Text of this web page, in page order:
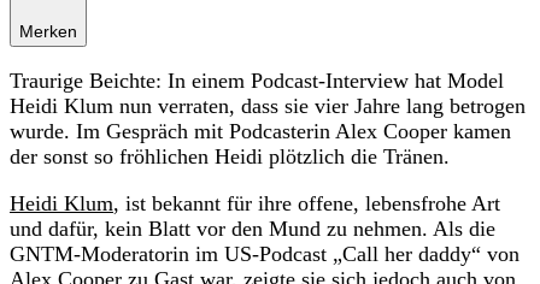
Merken
Traurige Beichte: In einem Podcast-Interview hat Model
Heidi Klum nun verraten, dass sie vier Jahre lang betrogen
wurde. Im Gespräch mit Podcasterin Alex Cooper kamen
der sonst so fröhlichen Heidi plötzlich die Tränen.
Heidi Klum, ist bekannt für ihre offene, lebensfrohe Art
und dafür, kein Blatt vor den Mund zu nehmen. Als die
GNTM-Moderatorin im US-Podcast „Call her daddy“ von
Alex Cooper zu Gast war, zeigte sie sich jedoch auch von